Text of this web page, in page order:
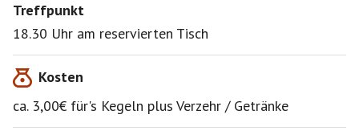
Kegelpartie in der orientalischen Lounge ausklingen
20.00-22.00 Uhr ( zur Auflockerung werden wir auch
Spasskegeln)
2 Kegelbahnen = 18,00€ pro Stunde x 2 = 36,00€ : 12
Treffpunkt
18.30 Uhr am reservierten Tisch
Kosten
ca. 3,00€ für's Kegeln plus Verzehr / Getränke